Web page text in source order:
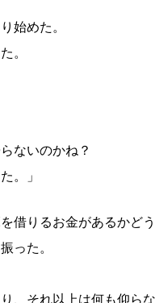
始めた。
。
ないのかね？
。」
借りるお金があるかどう
った。
、それ以上は何も仰らな